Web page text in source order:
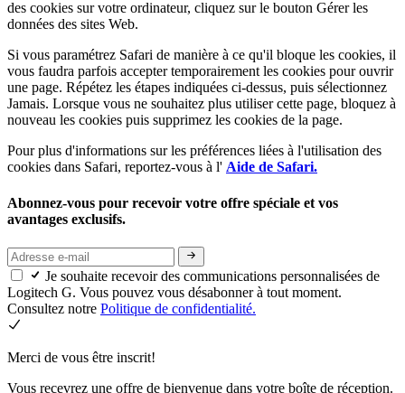
des cookies sur votre ordinateur, cliquez sur le bouton Gérer les
données des sites Web.
Si vous paramétrez Safari de manière à ce qu'il bloque les cookies, il
vous faudra parfois accepter temporairement les cookies pour ouvrir
une page. Répétez les étapes indiquées ci-dessus, puis sélectionnez
Jamais. Lorsque vous ne souhaitez plus utiliser cette page, bloquez à
nouveau les cookies puis supprimez les cookies de la page.
Pour plus d'informations sur les préférences liées à l'utilisation des
cookies dans Safari, reportez-vous à l' Aide de Safari.
Abonnez-vous pour recevoir votre offre spéciale et vos
avantages exclusifs.
Je souhaite recevoir des communications personnalisées de
Logitech G. Vous pouvez vous désabonner à tout moment.
Consultez notre Politique de confidentialité.
Merci de vous être inscrit!
Vous recevrez une offre de bienvenue dans votre boîte de réception.